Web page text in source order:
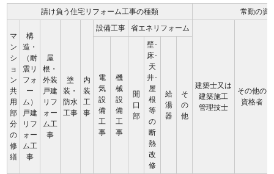
請け負う住宅リフォーム工事の種類 常勤の資
マ
ン
シ
ョ
ン
共
用
部
分
の
修
繕
構
造・
（耐
震リ
フォ
ー
ム）
戸建
リフ
ォー
ム工
事
屋
根・
外装
戸建
リフ
ォー
ム工
事
塗
装・
防水
工事
内
装
工
事
設備工事 省エネリフォーム
建築士又は
建築施工
管理技士
その他の
資格者
電
気
設
備
工
事
機
械
設
備
工
事
開
口
部
壁･
床･
天
井･
屋
根
等
の
断
熱
改
修
給
湯
器
そ
の
他